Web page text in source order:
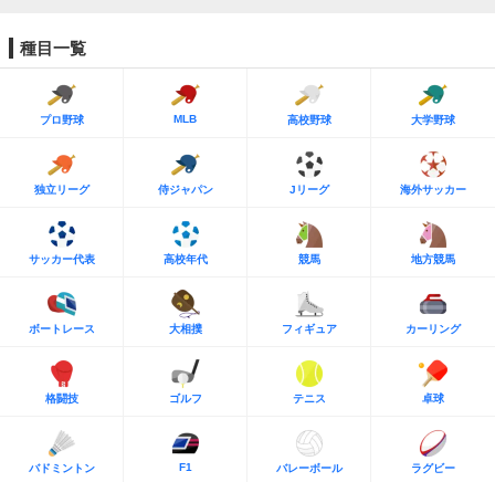
種目一覧
プロ野球 MLB 高校野球 大学野球
独立リーグ 侍ジャパン Jリーグ 海外サッカー
サッカー代表 高校年代 競馬 地方競馬
ボートレース 大相撲 フィギュア カーリング
格闘技 ゴルフ テニス 卓球
バドミントン F1 バレーボール ラグビー